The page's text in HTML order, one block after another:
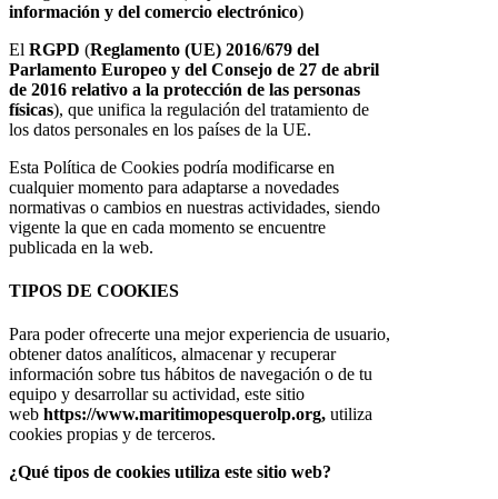
información y del comercio electrónico)
El RGPD (Reglamento (UE) 2016/679 del
Parlamento Europeo y del Consejo de 27 de abril
de 2016 relativo a la protección de las personas
físicas), que unifica la regulación del tratamiento de
los datos personales en los países de la UE.
Esta Política de Cookies podría modificarse en
cualquier momento para adaptarse a novedades
normativas o cambios en nuestras actividades, siendo
vigente la que en cada momento se encuentre
publicada en la web.
TIPOS DE COOKIES
Para poder ofrecerte una mejor experiencia de usuario,
obtener datos analíticos, almacenar y recuperar
información sobre tus hábitos de navegación o de tu
equipo y desarrollar su actividad, este sitio
web https://www.maritimopesquerolp.org, utiliza
cookies propias y de terceros.
¿Qué tipos de cookies utiliza este sitio web?